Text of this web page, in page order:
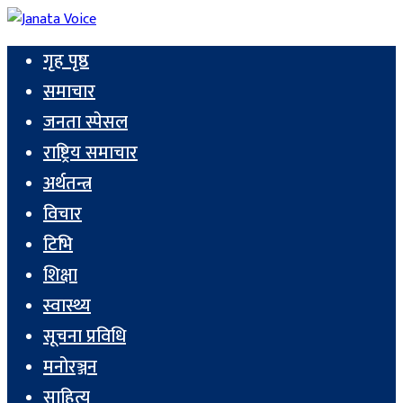
गृह पृष्ठ
समाचार
जनता स्पेसल
राष्ट्रिय समाचार
अर्थतन्त्र
विचार
टिभि
शिक्षा
स्वास्थ्य
सूचना प्रविधि
मनोरञ्जन